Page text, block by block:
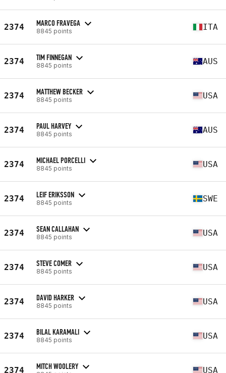
2374 MARCO FRAVEGA
8845 points ITA
2374 TIM FINNEGAN
8845 points AUS
2374 MATTHEW BECKER
8845 points USA
2374 PAUL HARVEY
8845 points AUS
2374 MICHAEL PORCELLI
8845 points USA
2374 LEIF ERIKSSON
8845 points SWE
2374 SEAN CALLAHAN
8845 points USA
2374 STEVE COMER
8845 points USA
2374 DAVID HARKER
8845 points USA
2374 BILAL KARAMALI
8845 points USA
2374 MITCH WOOLERY USA